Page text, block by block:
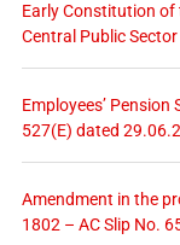
Early Constitution of
Central Public
Employees’
527(E) dated
Amendment in the
1802 – AC Slip No.